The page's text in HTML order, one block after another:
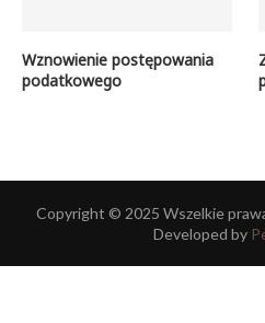
Wznowienie postępowania
podatkowego
Copyright © 2025 Wszelkie
Developed by